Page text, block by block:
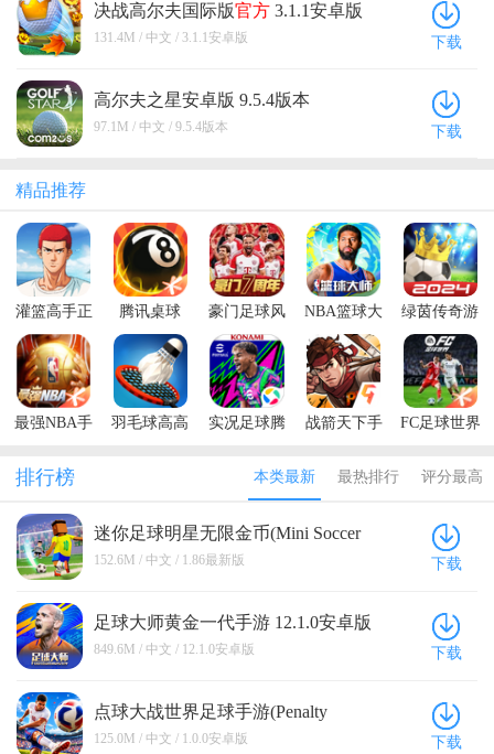
决战高尔夫国际版官方 3.1.1安卓版
131.4M / 中文 / 3.1.1安卓版 下载
高尔夫之星安卓版 9.5.4版本
97.1M / 中文 / 9.5.4版本 下载
精品推荐
灌篮高手正
版授权手游
腾讯桌球
2026最新版
豪门足球风
云手游
NBA篮球大
师手游
绿茵传奇游
戏
最强NBA手
羽毛球高高
实况足球腾
战箭天下手
FC足球世界
排行榜 本类最新 最热排行 评分最高
迷你足球明星无限金币(Mini Soccer
Star) 1.86最新版
152.6M / 中文 / 1.86最新版 下载
足球大师黄金一代手游 12.1.0安卓版
849.6M / 中文 / 12.1.0安卓版 下载
点球大战世界足球手游(Penalty
Shootout: World Soccer) 1.0.0安卓版
125.0M / 中文 / 1.0.0安卓版 下载